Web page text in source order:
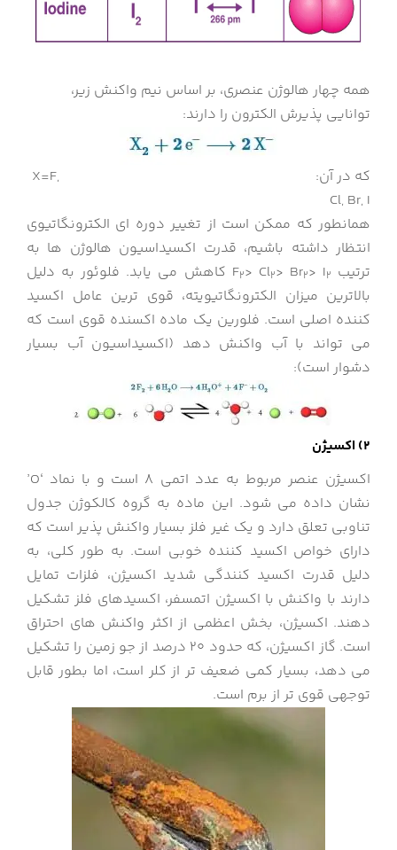
همه چهار هالوژن عنصری، بر اساس نیم واکنش زیر،
توانایی پذیرش الکترون را دارند:
که در آن: X=F,
Cl, Br, I
همانطور که ممکن است از تغییر دوره ای الکترونگاتیوی
انتظار داشته باشیم، قدرت اکسیداسیون هالوژن ها به
ترتیب F
2> Cl2> Br2> I2
کاهش می یابد. فلوئور به دلیل
بالاترین میزان الکترونگاتیویته، قوی ترین عامل اکسید
کننده اصلی است. فلورین یک ماده اکسنده قوی است که
می تواند با آب واکنش دهد (اکسیداسیون آب بسیار
دشوار است):
2) اکسیژن
اکسیژن عنصر مربوط به عدد اتمی 8 است و با نماد ‘O’
نشان داده می شود. این ماده به گروه کالکوژن جدول
تناوبی تعلق دارد و یک غیر فلز بسیار واکنش پذیر است که
دارای خواص اکسید کننده خوبی است. به طور کلی، به
دلیل قدرت اکسید کنندگی شدید اکسیژن، فلزات تمایل
دارند با واکنش با اکسیژن اتمسفر، اکسیدهای فلز تشکیل
دهند. اکسیژن، بخش اعظمی از اکثر واکنش های احتراق
است. گاز اکسیژن، که حدود 20 درصد از جو زمین را تشکیل
می دهد، بسیار کمی ضعیف تر از کلر است، اما بطور قابل
توجهی قوی تر از برم است.